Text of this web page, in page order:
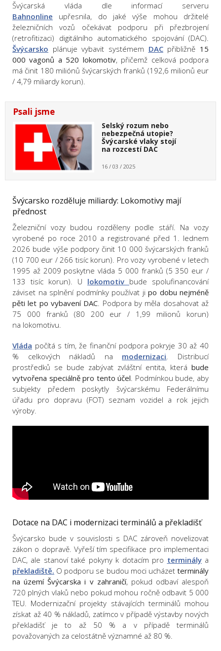
Švýcarská vláda dle informací serveru
Bahnonline upřesnila, do jaké výše mohou držitelé
železničních vozů očekávat podporu při přezbrojení
(retrofitizaci) digitálního automatického spojování (DAC).
Švýcarsko plánuje vybavit systémem DACpřibližně 15
000 vagonů a 520 lokomotiv, přičemž celková podpora
má činit 180 miliónů švýcarských franků (192,6 milionů eur
/ 4,79 miliardy korun).
Psali jsme
Selský rozum nebo
nebezpečná utopie?
Švýcarské vlaky stojí
na rozcestí DAC
16 / 03 / 2025
Švýcarsko rozděluje miliardy: Lokomotivy mají
přednost
Železniční vozy budou rozděleny podle stáří. Na vozy
vyrobené po roce 2010 a registrované před 1. lednem
2026 bude výše podpory činit 10 000 švýcarských franků
(10 700 eur / 266 tisíc korun). Pro vozy vyrobené v letech
1995 až 2009 poskytne vláda 5 000 franků (5 350 eur /
133 tisíc korun). U lokomotiv bude spolufinancování
záviset na splnění podmínky používat ji po dobu nejméně
pěti let po vybavení DAC. Podpora by měla dosahovat až
75 000 franků (80 200 eur / 1,99 milionů korun)
na lokomotivu.
Vláda počítá s tím, že finanční podpora pokryje 30 až 40
% celkových nákladů na modernizaci. Distribucí
prostředků se bude zabývat zvláštní entita, která bude
vytvořena speciálně pro tento účel. Podmínkou bude, aby
subjekty předem poskytly švýcarskému Federálnímu
úřadu pro dopravu (FOT) seznam vozidel a rok jejich
výroby.
Dotace na DAC i modernizaci terminálů a překladišť
Švýcarsko bude v souvislosti s DAC zároveň novelizovat
zákon o dopravě. Vyřeší tím specifikace pro implementaci
DAC, ale stanoví také pokyny k dotacím pro terminálya
překladiště. O podporu se budou moci ucházet terminály
na území Švýcarska i v zahraničí, pokud odbaví alespoň
720 plných vlaků nebo pokud mohou ročně odbavit 5 000
TEU. Modernizační projekty stávajících terminálů mohou
získat až 40 % nákladů, zatímco v případě výstavby nových
překladišť je to až 50 % a v případě terminálů
považovaných za celostátně významné až 80 %.